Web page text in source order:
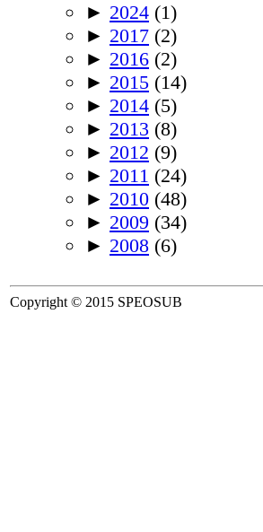
► 2024 (1)
► 2017 (2)
► 2016 (2)
► 2015 (14)
► 2014 (5)
► 2013 (8)
► 2012 (9)
► 2011 (24)
► 2010 (48)
► 2009 (34)
► 2008 (6)
Copyright © 2015 SPEOSUB